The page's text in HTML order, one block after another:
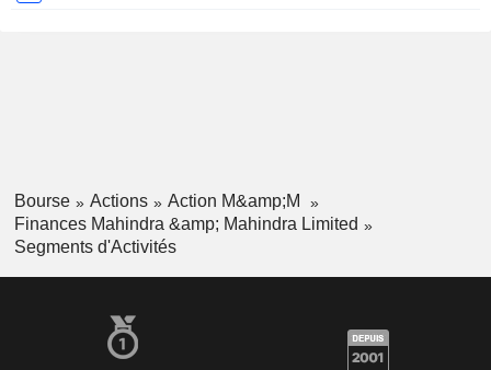
Bourse Actions
Action M&amp;M
Finances Mahindra &amp; Mahindra Limited
Segments d'Activités